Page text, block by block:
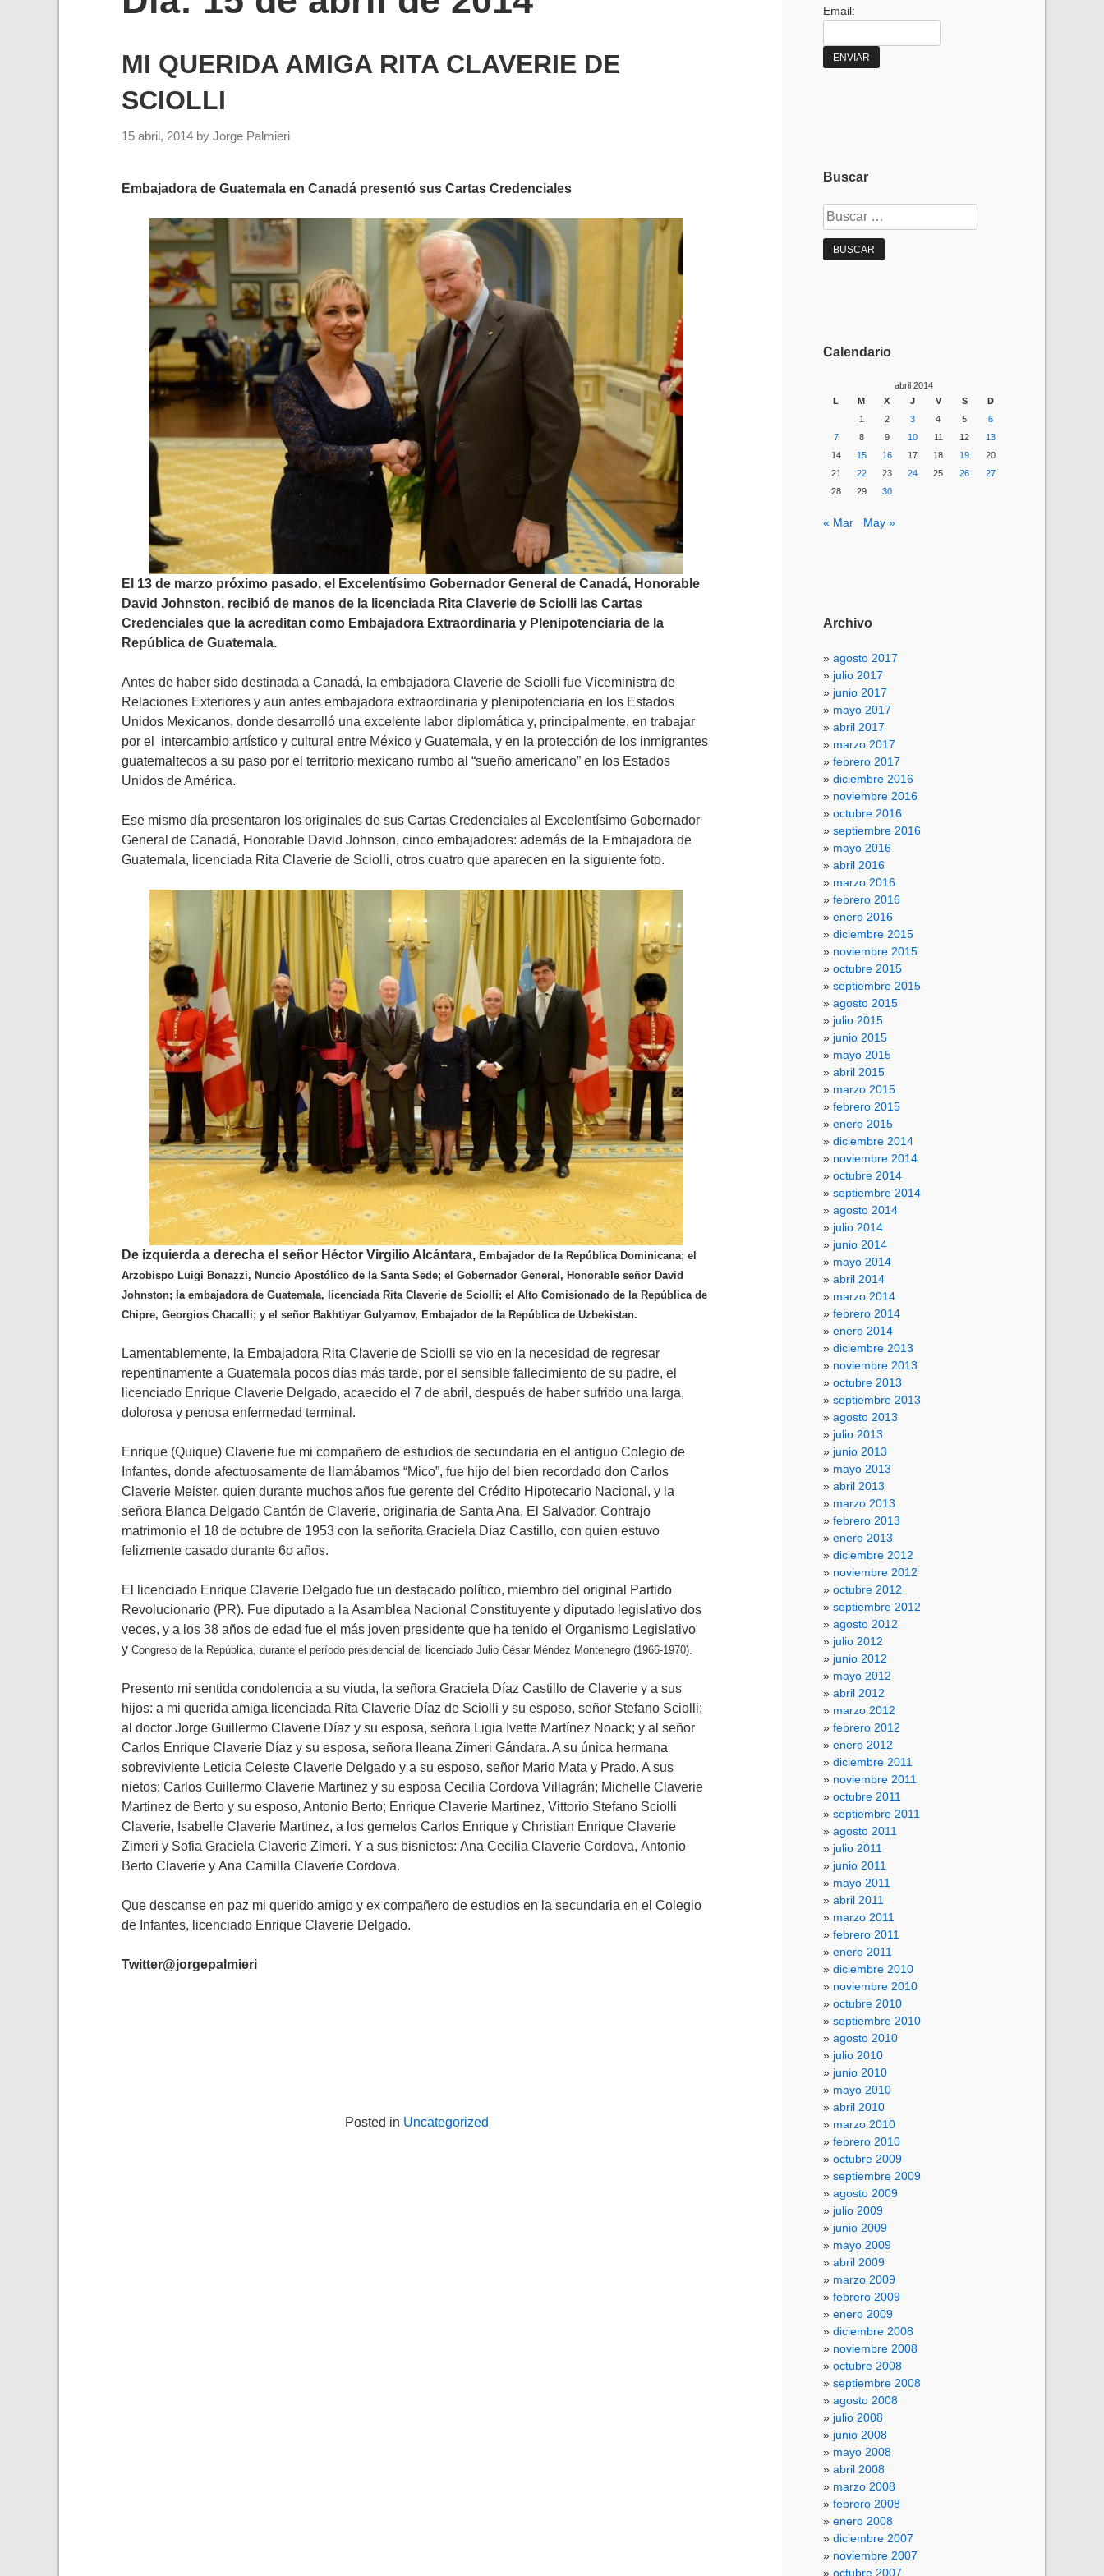
MI QUERIDA AMIGA RITA CLAVERIE DE
SCIOLLI
15 abril, 2014 by Jorge Palmieri
Embajadora de Guatemala en Canadá presentó sus Cartas Credenciales
El 13 de marzo próximo pasado, el
Excelentísimo Gobernador General de Canadá, Honorable
David Johnston, recibió de manos de la licenciada Rita Claverie de Sciolli las Cartas
Credenciales que la acreditan como Embajadora Extraordinaria y Plenipotenciaria de la
República de Guatemala.
Antes de haber sido destinada a Canadá, la embajadora Claverie de Sciolli fue Viceministra de
Relaciones Exteriores y aun antes embajadora extraordinaria y plenipotenciaria en los Estados
Unidos Mexicanos, donde desarrolló una excelente labor diplomática y, principalmente, en trabajar
por el intercambio artístico y cultural entre México y Guatemala, y en la protección de los inmigrantes
guatemaltecos a su paso por el territorio mexicano rumbo al “sueño americano” en los Estados
Unidos de América.
Ese mismo día presentaron los originales de sus Cartas Credenciales al Excelentísimo Gobernador
General de Canadá, Honorable David Johnson, cinco embajadores: además de la Embajadora de
Guatemala, licenciada Rita Claverie de Sciolli, otros cuatro que aparecen en la siguiente foto.
De izquierda a derecha el señor Héctor Virgilio Alcántara, Embajador de la República Dominicana; el
Arzobispo Luigi Bonazzi, Nuncio Apostólico de la Santa Sede; el Gobernador General, Honorable señor David
Johnston; la embajadora de Guatemala, licenciada Rita Claverie de Sciolli; el Alto Comisionado de la República de
Chipre, Georgios Chacalli; y el señor Bakhtiyar Gulyamov, Embajador de la República de Uzbekistan.
Lamentablemente, la Embajadora Rita Claverie de Sciolli se vio en la necesidad de regresar
repentinamente a Guatemala pocos días más tarde, por el sensible fallecimiento de su padre, el
licenciado Enrique Claverie Delgado, acaecido el 7 de abril, después de haber sufrido una larga,
dolorosa y penosa enfermedad terminal.
Enrique (Quique) Claverie fue mi compañero de estudios de secundaria en el antiguo Colegio de
Infantes, donde afectuosamente de llamábamos “Mico”, fue hijo del bien recordado don Carlos
Claverie Meister, quien durante muchos años fue gerente del Crédito Hipotecario Nacional, y la
señora Blanca Delgado Cantón de Claverie, originaria de Santa Ana, El Salvador. Contrajo
matrimonio el 18 de octubre de 1953 con la señorita Graciela Díaz Castillo, con quien estuvo
felizmente casado durante 6o años.
El licenciado Enrique Claverie Delgado fue un destacado político, miembro del original Partido
Revolucionario (PR). Fue diputado a la Asamblea Nacional Constituyente y diputado legislativo dos
veces, y a los 38 años de edad fue el más joven presidente que ha tenido el Organismo Legislativo
y Congreso de la República, durante el período presidencial del licenciado Julio César Méndez Montenegro (1966-1970).
Presento mi sentida condolencia a su viuda, la señora Graciela Díaz Castillo de Claverie y a sus
hijos: a mi querida amiga licenciada Rita Claverie Díaz de Sciolli y su esposo, señor Stefano Sciolli;
al doctor Jorge Guillermo Claverie Díaz y su esposa, señora Ligia Ivette Martínez Noack; y al señor
Carlos Enrique Claverie Díaz y su esposa, señora Ileana Zimeri Gándara. A su única hermana
sobreviviente Leticia Celeste Claverie Delgado y a su esposo, señor Mario Mata y Prado. A sus
nietos: Carlos Guillermo Claverie Martinez y su esposa Cecilia Cordova Villagrán; Michelle Claverie
Martinez de Berto y su esposo, Antonio Berto; Enrique Claverie Martinez, Vittorio Stefano Sciolli
Claverie, Isabelle Claverie Martinez, a los gemelos Carlos Enrique y Christian Enrique Claverie
Zimeri y Sofia Graciela Claverie Zimeri. Y a sus bisnietos: Ana Cecilia Claverie Cordova, Antonio
Berto Claverie y Ana Camilla Claverie Cordova.
Que descanse en paz mi querido amigo y ex compañero de estudios en la secundaria en el Colegio
de Infantes, licenciado Enrique Claverie Delgado.
Twitter@jorgepalmieri
Posted in Uncategorized
Email:
Buscar
Buscar:
Calendario
abril 2014
L
M X J V S
D
1
2 3 4 5
6
7
8 9 10 11 12
13
14
15 16 17 18 19
20
21
22 23 24 25 26
27
28
29 30
« Mar May »
Archivo
agosto 2017
julio 2017
junio 2017
mayo 2017
abril 2017
marzo 2017
febrero 2017
diciembre 2016
noviembre 2016
octubre 2016
septiembre 2016
mayo 2016
abril 2016
marzo 2016
febrero 2016
enero 2016
diciembre 2015
noviembre 2015
octubre 2015
septiembre 2015
agosto 2015
julio 2015
junio 2015
mayo 2015
abril 2015
marzo 2015
febrero 2015
enero 2015
diciembre 2014
noviembre 2014
octubre 2014
septiembre 2014
agosto 2014
julio 2014
junio 2014
mayo 2014
abril 2014
marzo 2014
febrero 2014
enero 2014
diciembre 2013
noviembre 2013
octubre 2013
septiembre 2013
agosto 2013
julio 2013
junio 2013
mayo 2013
abril 2013
marzo 2013
febrero 2013
enero 2013
diciembre 2012
noviembre 2012
octubre 2012
septiembre 2012
agosto 2012
julio 2012
junio 2012
mayo 2012
abril 2012
marzo 2012
febrero 2012
enero 2012
diciembre 2011
noviembre 2011
octubre 2011
septiembre 2011
agosto 2011
julio 2011
junio 2011
mayo 2011
abril 2011
marzo 2011
febrero 2011
enero 2011
diciembre 2010
noviembre 2010
octubre 2010
septiembre 2010
agosto 2010
julio 2010
junio 2010
mayo 2010
abril 2010
marzo 2010
febrero 2010
octubre 2009
septiembre 2009
agosto 2009
julio 2009
junio 2009
mayo 2009
abril 2009
marzo 2009
febrero 2009
enero 2009
diciembre 2008
noviembre 2008
octubre 2008
septiembre 2008
agosto 2008
julio 2008
junio 2008
mayo 2008
abril 2008
marzo 2008
febrero 2008
enero 2008
diciembre 2007
noviembre 2007
octubre 2007